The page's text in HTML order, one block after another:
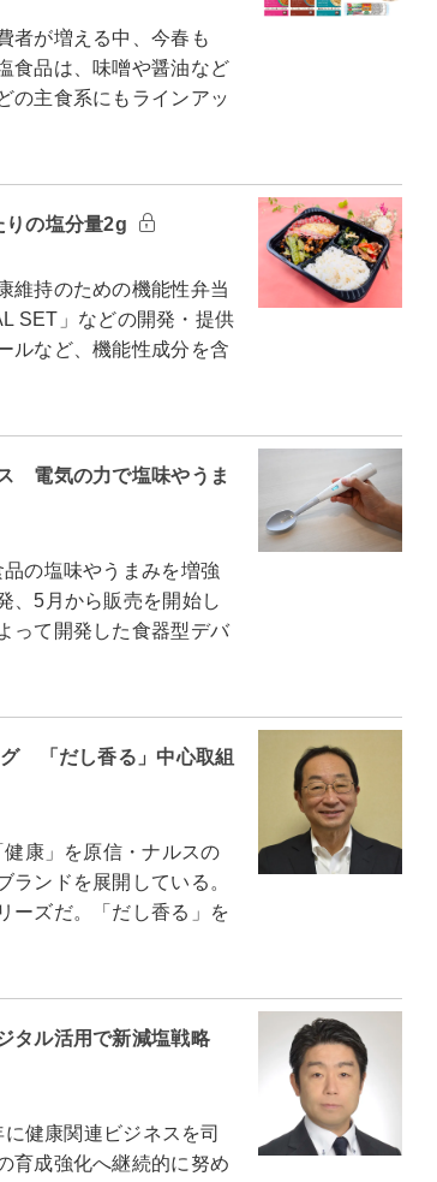
者が増える中、今春も
食品は、味噌や醤油など
の主食系にもラインアッ
の塩分量2g
維持のための機能性弁当
SET」などの開発・提供
ルなど、機能性成分を含
電気の力で塩味やうま
の塩味やうまみを増強
、5月から販売を開始し
って開発した食器型デバ
「だし香る」中心取組
康」を原信・ナルスの
ンドを展開している。
ーズだ。「だし香る」を
タル活用で新減塩戦略
健康関連ビジネスを司
育成強化へ継続的に努め